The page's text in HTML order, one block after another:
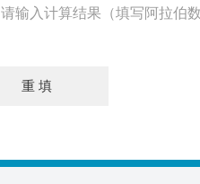
请输入计算结果（填写阿拉伯